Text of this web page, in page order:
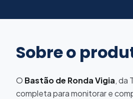
Sobre o
O Bastão de Ronda Vigia, da
completa para monitorar e